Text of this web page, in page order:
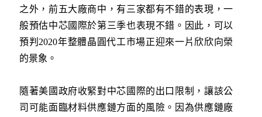
之外，前五大廠商中，有三家都有不錯的表現，一
般預估中芯國際於第三季也表現不錯。因此，可以
預判2020年整體晶圓代工市場正迎來一片欣欣向榮
的景象。
隨著美國政府收緊對中芯國際的出口限制，讓該公
司可能面臨材料供應鏈方面的風險。因為供應鏈廠